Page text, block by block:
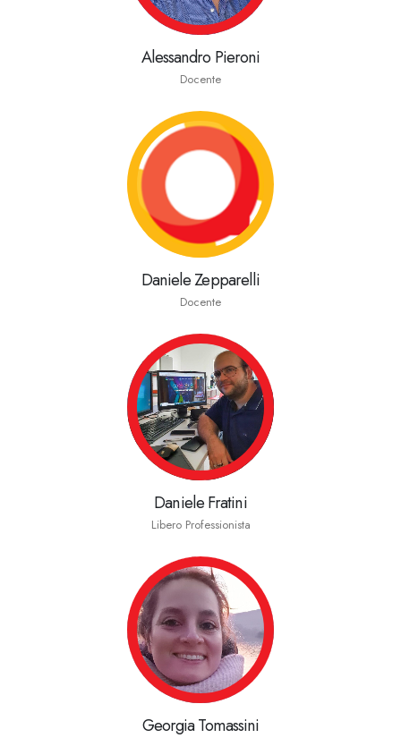
Alessandro Pieroni
Docente
Daniele Zepparelli
Docente
Daniele Fratini
Libero Professionista
Georgia Tomassini